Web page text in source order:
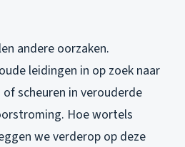
andere oorzaken.
leidingen in op zoek naar
scheuren in verouderde
Hoe wortels
we verderop op deze